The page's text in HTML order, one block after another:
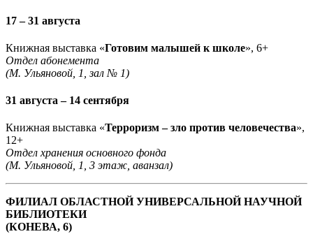
17 – 31 августа
Книжная выставка «Готовим малышей к школе», 6+
Отдел абонемента
(М. Ульяновой, 1, зал № 1)
31 августа – 14 сентября
Книжная выставка «Терроризм – зло против человечества»,
12+
Отдел хранения основного фонда
(М. Ульяновой, 1, 3 этаж, аванзал)
ФИЛИАЛ ОБЛАСТНОЙ УНИВЕРСАЛЬНОЙ НАУЧНОЙ
БИБЛИОТЕКИ
(КОНЕВА, 6)